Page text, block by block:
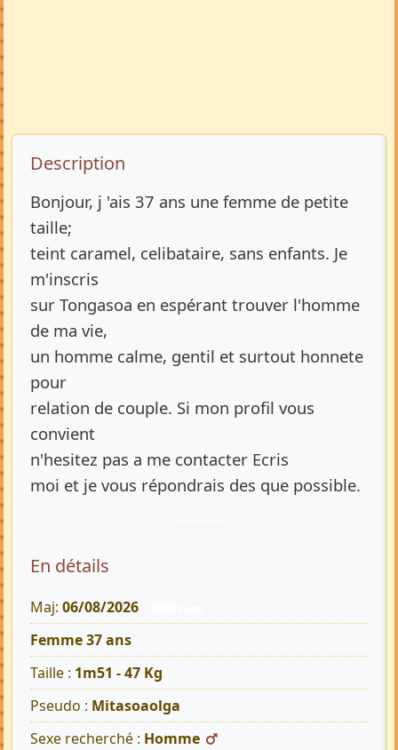
Description de l’annonce
Description
Bonjour, j 'ais 37 ans une femme de petite
taille;
teint caramel, celibataire, sans enfants. Je
m'inscris
sur Tongasoa en espérant trouver l'homme
de ma vie,
un homme calme, gentil et surtout honnete
pour
relation de couple. Si mon profil vous
convient
n'hesitez pas a me contacter Ecris
moi et je vous répondrais des que possible.
En détails
Maj: 06/08/2026
Femme 37 ans
Taille : 1m51 - 47 Kg
Pseudo : Mitasoaolga
Sexe recherché : Homme